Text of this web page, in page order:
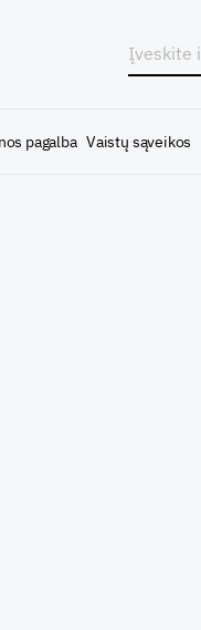
pagalba Vaistų sąveikos